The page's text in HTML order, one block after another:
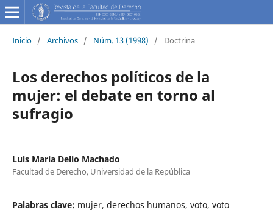
Inicio / Archivos / Núm. 13 (1998) / Doctrina
Los derechos políticos de la
mujer: el debate en torno al
sufragio
Luis María Delio Machado
Facultad de Derecho, Universidad de la República
Palabras clave: mujer, derechos humanos, voto, voto